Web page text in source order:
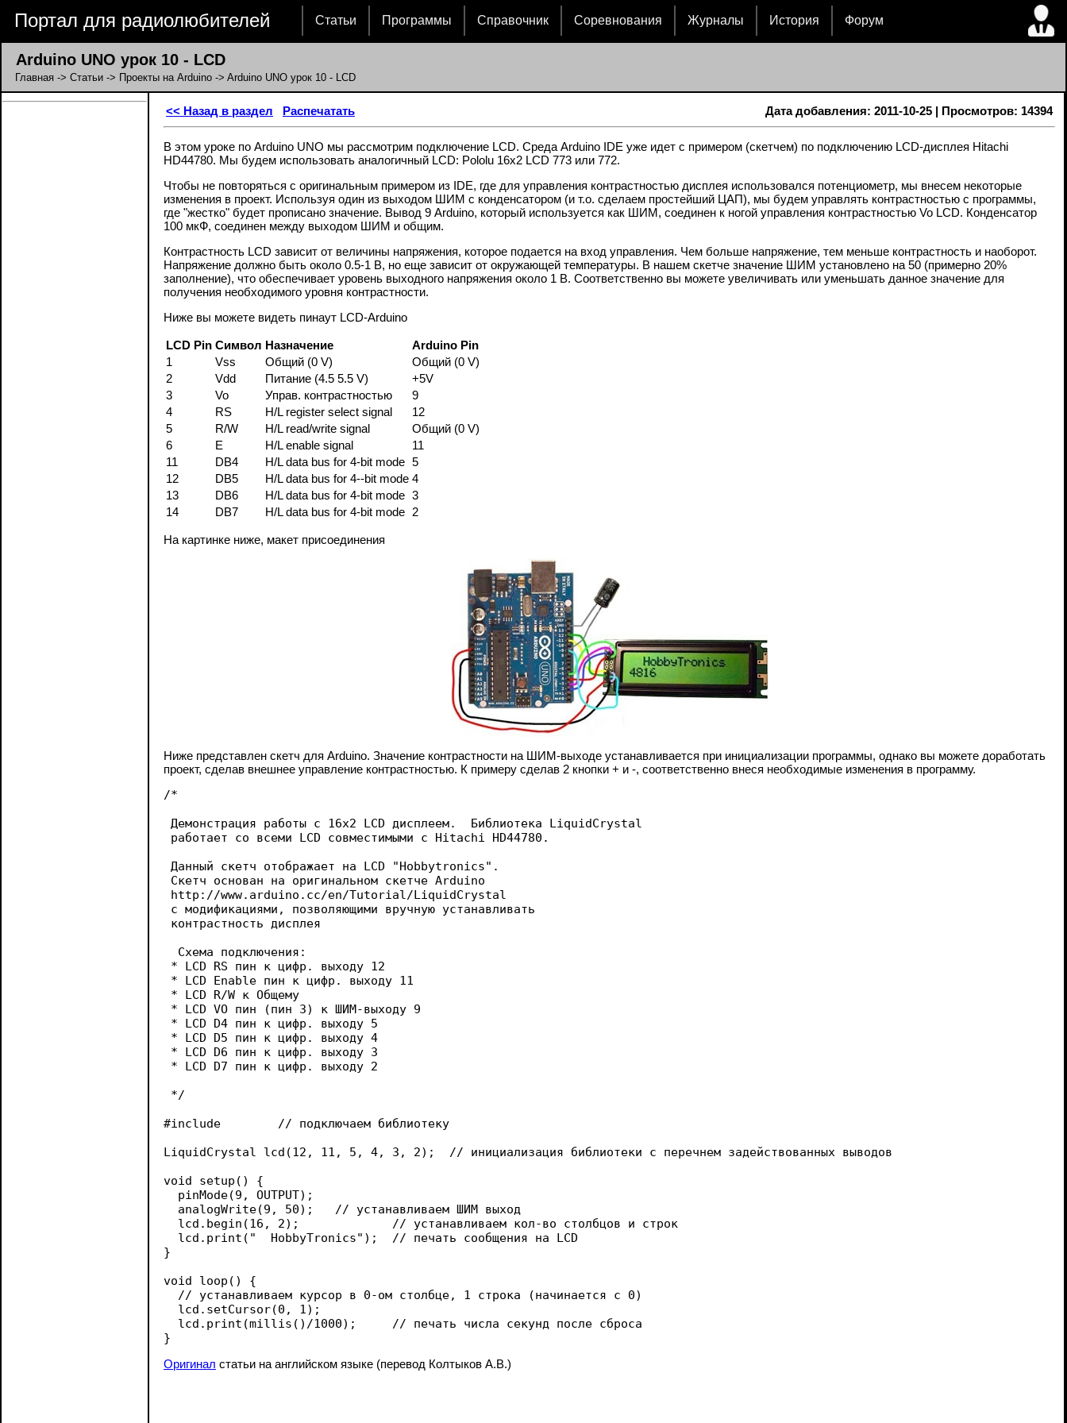
Портал для радиолюбителей Статьи Программы Справочник Соревнования Журналы История Форум
Arduino UNO урок 10 - LCD
Главная -> Статьи -> Проекты на Arduino -> Arduino UNO урок 10 - LCD
<< Назад в раздел Распечатать Дата добавления: 2011-10-25 | Просмотров: 14394
В этом уроке по Arduino UNO мы рассмотрим подключение LCD. Среда Arduino IDE уже идет с примером (скетчем) по подключению LCD-дисплея Hitachi
HD44780. Мы будем использовать аналогичный LCD: Pololu 16x2 LCD 773 или 772.
Чтобы не повторяться с оригинальным примером из IDE, где для управления контрастностью дисплея использовался потенциометр, мы внесем некоторые
изменения в проект. Используя один из выходом ШИМ с конденсатором (и т.о. сделаем простейший ЦАП), мы будем управлять контрастностью с программы,
где "жестко" будет прописано значение. Вывод 9 Arduino, который используется как ШИМ, соединен к ногой управления контрастностью Vo LCD. Конденсатор
100 мкФ, соединен между выходом ШИМ и общим.
Контрастность LCD зависит от величины напряжения, которое подается на вход управления. Чем больше напряжение, тем меньше контрастность и наоборот.
Напряжение должно быть около 0.5-1 В, но еще зависит от окружающей температуры. В нашем скетче значение ШИМ установлено на 50 (примерно 20%
заполнение), что обеспечивает уровень выходного напряжения около 1 В. Соответственно вы можете увеличивать или уменьшать данное значение для
получения необходимого уровня контрастности.
Ниже вы можете видеть пинаут LCD-Arduino
LCD Pin Символ Назначение
Arduino Pin
1
Vss Общий (0 V)
Общий (0 V)
2
Vdd Питание (4.5 5.5 V)
+5V
3
Vo Управ. контрастностью
9
4
RS H/L register select signal
12
5
R/W H/L read/write signal
Общий (0 V)
6
E H/L enable signal
11
11
DB4 H/L data bus for 4-bit mode 5
12
DB5 H/L data bus for 4--bit mode 4
13
DB6 H/L data bus for 4-bit mode 3
14
DB7 H/L data bus for 4-bit mode 2
На картинке ниже, макет присоединения
Ниже представлен скетч для Arduino. Значение контрастности на ШИМ-выходе устанавливается при инициализации программы, однако вы можете доработать
проект, сделав внешнее управление контрастностью. К примеру сделав 2 кнопки + и -, соответственно внеся необходимые изменения в программу.
/*
Демонстрация работы с 16x2 LCD дисплеем.  Библиотека LiquidCrystal
работает со всеми LCD совместимыми с Hitachi HD44780.
Данный скетч отображает на LCD "Hobbytronics".
Скетч основан на оригинальном скетче Arduino
http://www.arduino.cc/en/Tutorial/LiquidCrystal
с модификациями, позволяющими вручную устанавливать
контрастность дисплея
  Схема подключения:
* LCD RS пин к цифр. выходу 12
* LCD Enable пин к цифр. выходу 11
* LCD R/W к Общему
* LCD VO пин (пин 3) к ШИМ-выходу 9
* LCD D4 пин к цифр. выходу 5
* LCD D5 пин к цифр. выходу 4
* LCD D6 пин к цифр. выходу 3
* LCD D7 пин к цифр. выходу 2
*/
#include
LiquidCrystal lcd(12, 11, 5, 4, 3, 2);	// инициализация библиотеки с перечнем задействованных выводов
void setup() {
  pinMode(9, OUTPUT);
  analogWrite(9, 50);	// устанавливаем ШИМ выход
  lcd.begin(16, 2);		// устанавливаем кол-во столбцов и строк
  lcd.print("  HobbyTronics");	// печать сообщения на LCD
}
void loop() {
  // устанавливаем курсор в 0-ом столбце, 1 строка (начинается с 0)
  lcd.setCursor(0, 1);
  lcd.print(millis()/1000);	// печать числа секунд после сброса
Оригинал статьи на английском языке (перевод Колтыков А.В.)